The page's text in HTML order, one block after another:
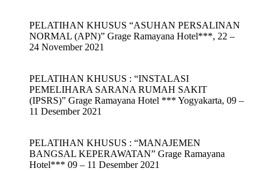
PELATIHAN KHUSUS “ASUHAN PERSALINAN
NORMAL (APN)” Grage Ramayana Hotel***, 22 –
24 November 2021
PELATIHAN KHUSUS : “INSTALASI
PEMELIHARA SARANA RUMAH SAKIT
(IPSRS)” Grage Ramayana Hotel *** Yogyakarta, 09 –
11 Desember 2021
PELATIHAN KHUSUS : “MANAJEMEN
BANGSAL KEPERAWATAN” Grage Ramayana
Hotel*** 09 – 11 Desember 2021